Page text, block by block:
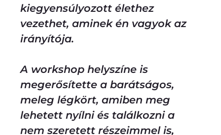
kiegyensúlyozott élethez
vezethet, aminek én vagyok az
irányítója.
A workshop helyszíne is
megerősítette a barátságos,
meleg légkört, amiben meg
lehetett nyílni és találkozni a
nem szeretett részeimmel is,